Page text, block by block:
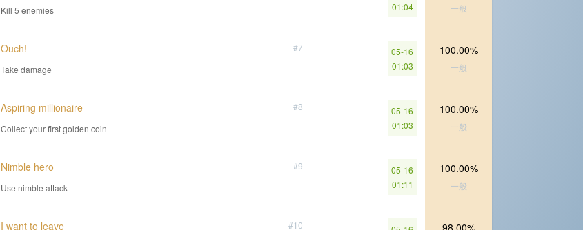
Kill 5 enemies
01:04
一般
#7
Ouch!
Take damage
05-16
01:03
100.00%
一般
#8
Aspiring millionaire
Collect your first golden coin
05-16
01:03
100.00%
一般
#9
Nimble hero
Use nimble attack
05-16
01:11
100.00%
一般
#10
I want to leave 98.00%